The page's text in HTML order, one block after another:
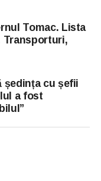
Tomac. Lista
Transporturi,
ședința cu șefii
a fost